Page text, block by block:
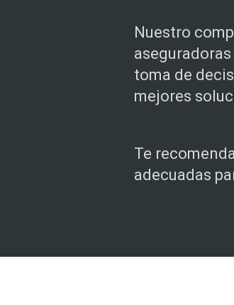
Nuestro
toma de
mejores
Te
adecuadas